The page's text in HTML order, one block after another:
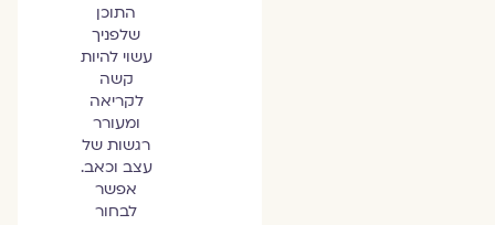
התוכן
שלפניך
עשוי להיות
קשה
לקריאה
ומעורר
רגשות של
עצב וכאב.
אפשר
לבחור